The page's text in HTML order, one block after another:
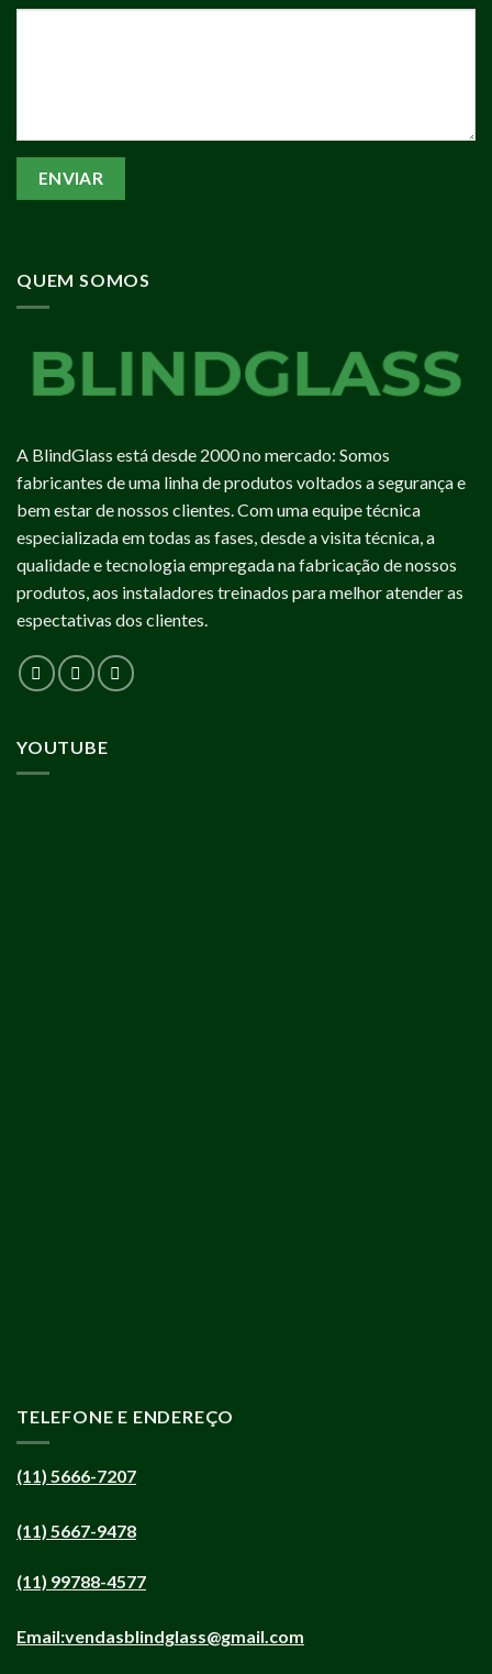
QUEM SOMOS
A BlindGlass está desde 2000 no mercado: Somos
fabricantes de uma linha de produtos voltados a segurança e
bem estar de nossos clientes. Com uma equipe técnica
especializada em todas as fases, desde a visita técnica, a
qualidade e tecnologia empregada na fabricação de nossos
produtos, aos instaladores treinados para melhor atender as
espectativas dos clientes.
YOUTUBE
TELEFONE E ENDEREÇO
(11) 5666-7207
(11) 5667-9478
(11) 99788-4577
Email:vendasblindglass@gmail.com